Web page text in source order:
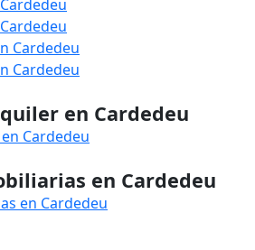
Cardedeu
Cardedeu
en Cardedeu
Cardedeu
en Cardedeu
en Cardedeu